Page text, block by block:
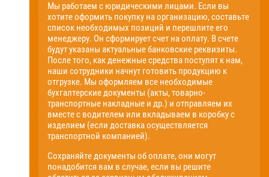
Мы работаем с юридическими лицами. Если вы
хотите оформить покупку на организацию, составьте
список необходимых позиций и перешлите его
менеджеру. Он сформирует счет на оплату. В счете
будут указаны актуальные банковские реквизиты.
После того, как денежные средства поступят к нам,
наши сотрудники начнут готовить продукцию к
отгрузке. Мы оформляем все необходимые
бухгалтерские документы (акты, товарно-
транспортные накладные и др.) и отправляем их
вместе с водителем или вкладываем в коробку с
изделием (если доставка осуществляется
транспортной компанией).
Сохраняйте документы об оплате, они могут
понадобится вам в случае, если вы решите